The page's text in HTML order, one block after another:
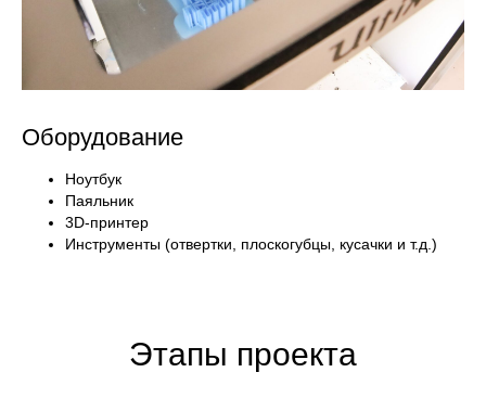
Оборудование
Ноутбук
Паяльник
3D-принтер
Инструменты (отвертки, плоскогубцы, кусачки и т.д.)
Этапы проекта